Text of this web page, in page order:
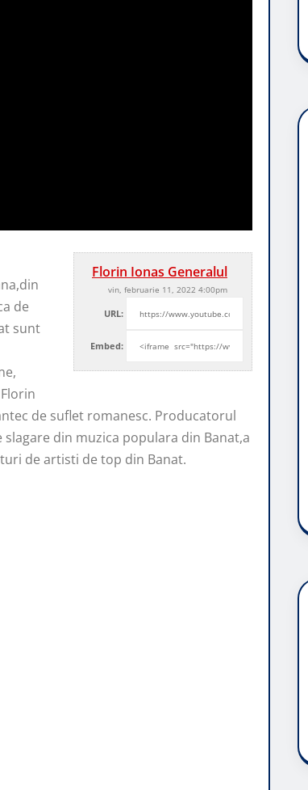
Florin Ionas Generalul
vin, februarie 11, 2022 4:00pm
URL:
Embed:
de
sunt
de suflet romanesc. Producatorul
din muzica populara din Banat,a
de artisti de top din Banat.